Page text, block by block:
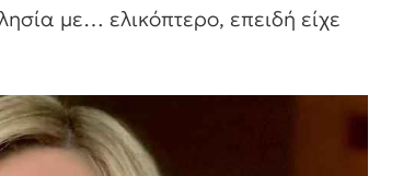
με… ελικόπτερο, επειδή είχε